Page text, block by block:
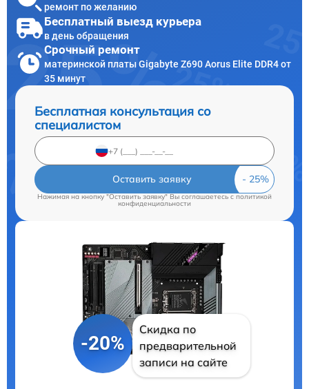
ремонт по желанию
Бесплатный выезд курьера
в день обращения
Срочный ремонт
материнской платы Gigabyte Z690 Aorus Elite DDR4 от
35 минут
Бесплатная консультация со
специалистом
Оставить заявку
Нажимая на кнопку "Оставить заявку" Вы соглашаетесь c политикой
конфиденциальности
-20%
Скидка по
предварительной
записи на сайте